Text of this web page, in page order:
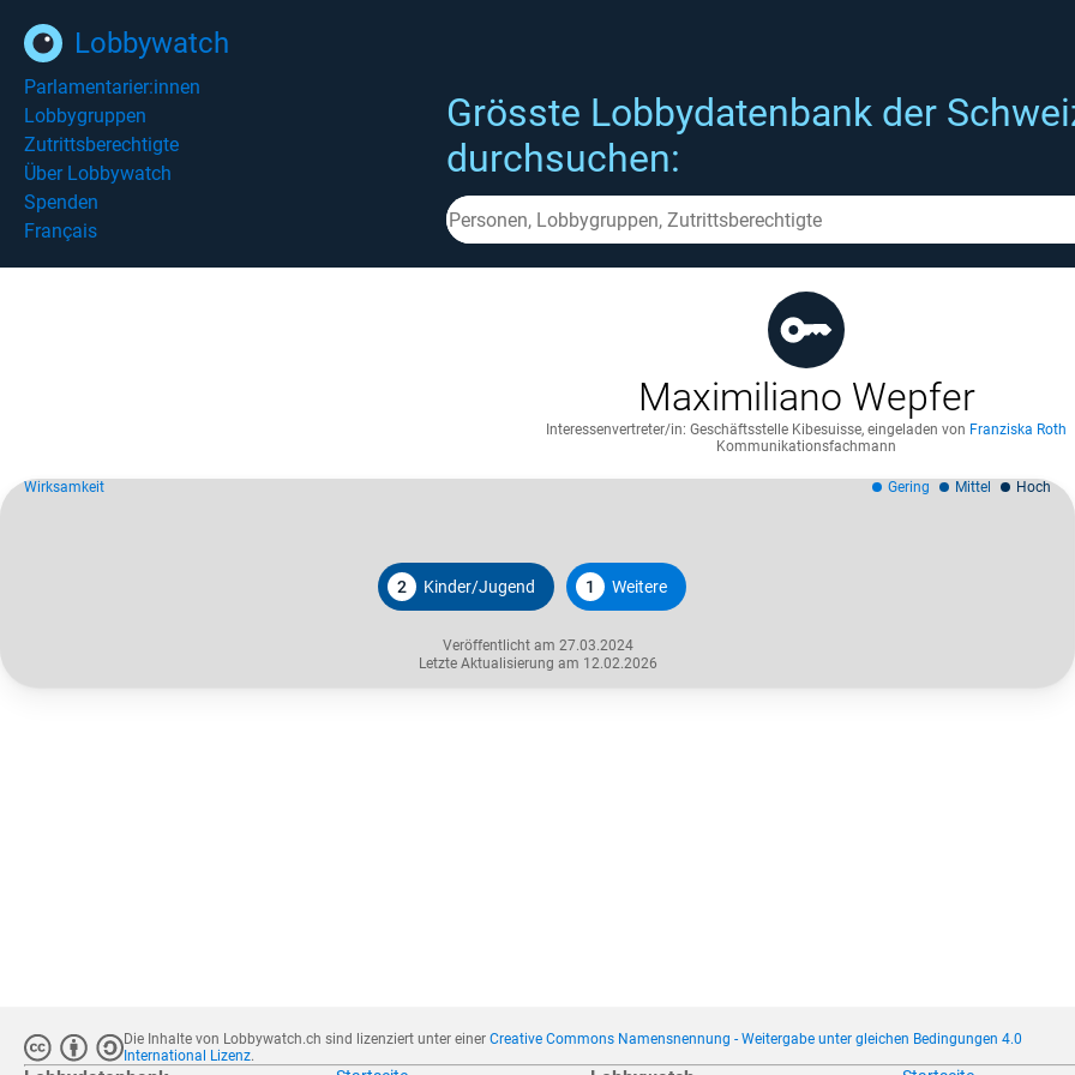
Lobbywatch
Parlamentarier:innen
Lobbygruppen
Zutrittsberechtigte
Über Lobbywatch
Spenden
Français
Grösste Lobbydatenbank der
durchsuchen:
Maximiliano Wepfer
Interessenvertreter/in: Geschäftsstelle Kibesuisse, eingeladen von Franziska Roth
Kommunikationsfachmann
2 Kinder/Jugend 1 Weitere
Veröffentlicht am 27.03.2024
Letzte Aktualisierung am 12.02.2026
Wirksamkeit Gering Mittel Hoch
Die Inhalte von Lobbywatch.ch sind lizenziert unter einerCreative Commons Namensnennung - Weitergabe unter gleichen Bedingungen 4.0
International Lizenz.